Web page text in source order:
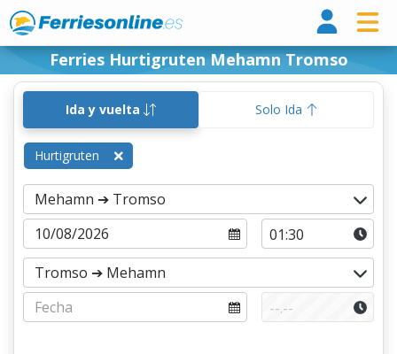
Ferries Hurtigruten Mehamn Tromso
Ida y vuelta Solo Ida
Hurtigruten